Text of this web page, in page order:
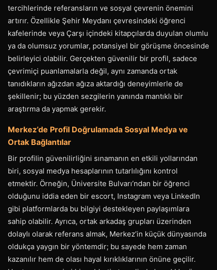
tercihlerinde referansların ve sosyal çevrenin önemini
artırır. Özellikle Şehir Meydanı çevresindeki öğrenci
kafelerinde veya Çarşı içindeki kitapçılarda duyulan olumlu
ya da olumsuz yorumlar, potansiyel bir görüşme öncesinde
belirleyici olabilir. Gerçekten güvenilir bir profil, sadece
çevrimiçi puanlamalarla değil, aynı zamanda ortak
tanıdıkların ağızdan ağıza aktardığı deneyimlerle de
şekillenir; bu yüzden sezgilerin yanında mantıklı bir
araştırma da yapmak gerekir.
Merkez’de Profil Doğrulamada Sosyal Medya ve
Ortak Bağlantılar
Bir profilin güvenilirliğini sınamanın en etkili yollarından
biri, sosyal medya hesaplarının tutarlılığını kontrol
etmektir. Örneğin, Üniversite Bulvarı’ndan bir öğrenci
olduğunu iddia eden bir escort, Instagram veya LinkedIn
gibi platformlarda bu bilgiyi destekleyen paylaşımlara
sahip olabilir. Ayrıca, ortak arkadaş grupları üzerinden
dolaylı olarak referans almak, Merkez’in küçük dünyasında
oldukça yaygın bir yöntemdir; bu sayede hem zaman
kazanılır hem de olası hayal kırıklıklarının önüne geçilir.